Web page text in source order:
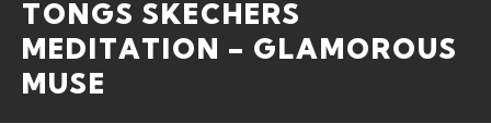
TONGS SKECHERS
MEDITATION – GLAMOROUS
MUSE